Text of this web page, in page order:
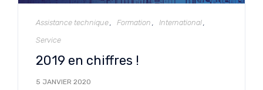
Catégorie
Assistance technique Formation
International
Service
2019 en chiffres !
5 JANVIER 2020